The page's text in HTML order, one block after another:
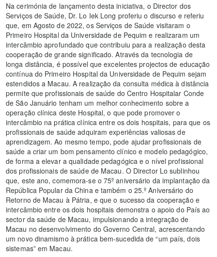
Na cerimónia de lançamento desta iniciativa, o Director dos
Serviços de Saúde, Dr. Lo Iek Long proferiu o discurso e referiu
que, em Agosto de 2022, os Serviços de Saúde visitaram o
Primeiro Hospital da Universidade de Pequim e realizaram um
intercâmbio aprofundado que contribuiu para a realização desta
cooperação de grande significado. Através da tecnologia de
longa distância, é possível que excelentes projectos de educação
contínua do Primeiro Hospital da Universidade de Pequim sejam
estendidos a Macau. A realização da consulta médica à distância
permite que profissionais de saúde do Centro Hospitalar Conde
de São Januário tenham um melhor conhecimento sobre a
operação clínica deste Hospital, o que pode promover o
intercâmbio na prática clínica entre os dois hospitais, para que os
profissionais de saúde adquiram experiências valiosas de
aprendizagem. Ao mesmo tempo, pode ajudar profissionais de
saúde a criar um bom pensamento clínico e modelo pedagógico,
de forma a elevar a qualidade pedagógica e o nível profissional
dos profissionais de saúde de Macau. O Director Lo sublinhou
que, este ano, comemora-se o 75º aniversário da implantação da
República Popular da China e também o 25.º Aniversário do
Retorno de Macau à Pátria, e que o sucesso da cooperação e
intercâmbio entre os dois hospitais demonstra o apoio do País ao
sector da saúde de Macau, impulsionando a integração de
Macau no desenvolvimento do Governo Central, acrescentando
um novo dinamismo à prática bem-sucedida de “um país, dois
sistemas” em Macau.